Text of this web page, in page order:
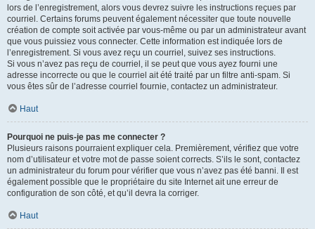
lors de l’enregistrement, alors vous devrez suivre les instructions reçues par
courriel. Certains forums peuvent également nécessiter que toute nouvelle
création de compte soit activée par vous-même ou par un administrateur avant
que vous puissiez vous connecter. Cette information est indiquée lors de
l’enregistrement. Si vous avez reçu un courriel, suivez ses instructions.
Si vous n’avez pas reçu de courriel, il se peut que vous ayez fourni une
adresse incorrecte ou que le courriel ait été traité par un filtre anti-spam. Si
vous êtes sûr de l’adresse courriel fournie, contactez un administrateur.
Haut
Pourquoi ne puis-je pas me connecter ?
Plusieurs raisons pourraient expliquer cela. Premièrement, vérifiez que votre
nom d’utilisateur et votre mot de passe soient corrects. S’ils le sont, contactez
un administrateur du forum pour vérifier que vous n’avez pas été banni. Il est
également possible que le propriétaire du site Internet ait une erreur de
configuration de son côté, et qu’il devra la corriger.
Haut